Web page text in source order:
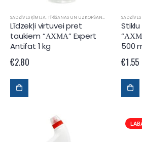
SADZĪVES ĶĪMIJA, TĪRĪŠANAS UN UZKOPŠANAS LĪDZEKĻI
Līdzekļi virtuvei pret
taukiem “АХМА” Expert
Antifat 1 kg
€2.80
500
€1.55